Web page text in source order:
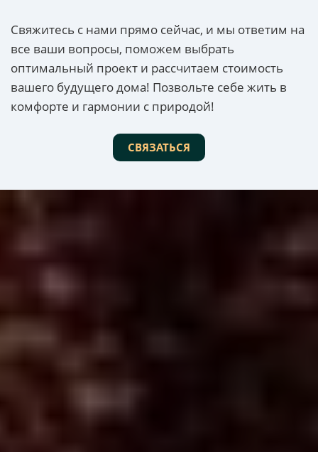
Свяжитесь с нами прямо сейчас, и мы ответим на
все ваши вопросы, поможем выбрать
оптимальный проект и рассчитаем стоимость
вашего будущего дома! Позвольте себе жить в
комфорте и гармонии с природой!
СВЯЗАТЬСЯ